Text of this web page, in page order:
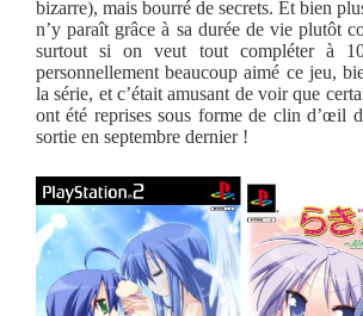
bizarre), mais bourré de secrets. Et bien
n’y paraît grâce à sa durée de vie plutôt
surtout si on veut tout compléter à
personnellement beaucoup aimé ce jeu,
la série, et c’était amusant de voir que
ont été reprises sous forme de clin d’œil
sortie en septembre dernier !